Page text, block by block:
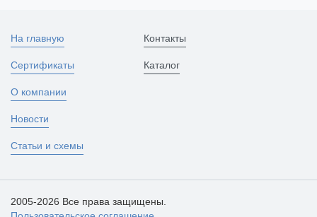
На главную
Сертификаты
О компании
Новости
Статьи и схемы
Контакты
Каталог
2005-2026 Все права защищены.